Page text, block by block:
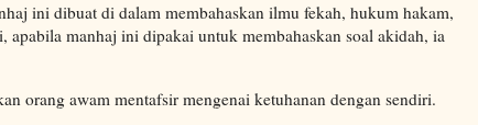
ini dibuat di dalam membahaskan ilmu fekah, hukum hakam,
apabila manhaj ini dipakai untuk membahaskan soal akidah, ia
orang awam mentafsir mengenai ketuhanan dengan sendiri.